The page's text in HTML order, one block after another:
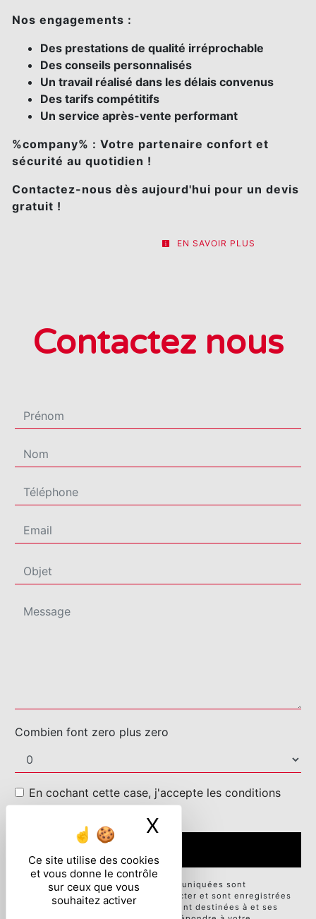
Ce site utilise des cookies
et vous donne le contrôle
sur ceux que vous
souhaitez activer
X Masquer le
Nos engagements :
Des prestations de qualité irréprochable
Des conseils personnalisés
Un travail réalisé dans les délais convenus
Des tarifs compétitifs
Un service après-vente performant
%company% : Votre partenaire confort et
sécurité au quotidien !
Contactez-nous dès aujourd'hui pour un devis
gratuit !
EN SAVOIR PLUS
Contactez nous
Combien font zero plus zero
En cochant cette case, j'accepte les conditions
** Les données personnelles communiquées sont
nécessaires aux fins de vous contacter et sont enregistrées
dans un fichier informatisé. Elles sont destinées à et ses